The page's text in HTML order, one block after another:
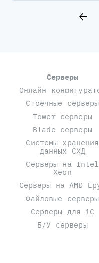
Серверы
Онлайн
Стоечные серверы
Tower серверы
Blade серверы
Системы хранения
данных СХД
Серверы на Intel
Xeon
Серверы на AMD
Файловые серверы
Серверы для 1С
Б/У серверы